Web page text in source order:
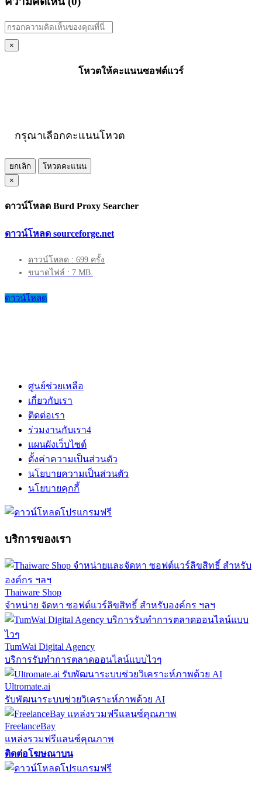
×
โหวตให้คะแนนซอฟต์แวร์
กรุณาเลือกคะแนนโหวต
ยกเลิก
โหวตคะแนน
×
ดาวน์โหลด Burd Proxy Searcher
ดาวน์โหลด sourceforge.net
ดาวน์โหลด : 699 ครั้ง
ขนาดไฟล์ : 7 MB.
ดาวน์โหลด
ศูนย์ช่วยเหลือ
เกี่ยวกับเรา
ติดต่อเรา
ร่วมงานกับเรา4
แผนผังเว็บไซต์
ตั้งค่าความเป็นส่วนตัว
นโยบายความเป็นส่วนตัว
นโยบายคุกกี้
บริการของเรา
Thaiware Shop
จำหน่าย จัดหา ซอฟต์แวร์ลิขสิทธิ์ สำหรับองค์กร ฯลฯ
TumWai Digital Agency
บริการรับทำการตลาดออนไลน์แบบไวๆ
Ultromate.ai
รับพัฒนาระบบช่วยวิเคราะห์ภาพด้วย AI
FreelanceBay
แหล่งรวมฟรีแลนซ์คุณภาพ
ติดต่อโฆษณาบน